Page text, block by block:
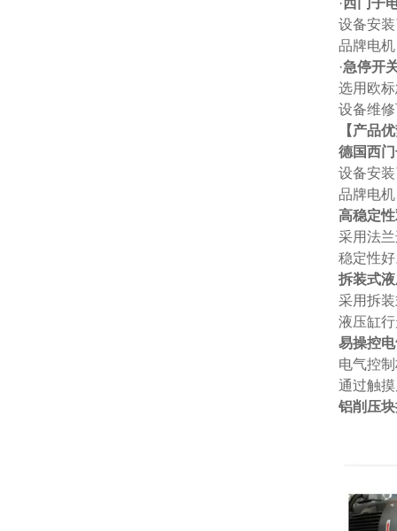
设备安
品牌电
·急停开
选用欧
设备维
【产品
德国西
设备安
品牌电
高稳定
采用法
稳定性
拆装式
采用拆
液压缸
易操控
电气控
通过触
铝削压